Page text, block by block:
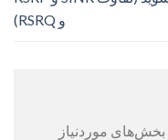
و RSRQ)
بخش‌های موردنیاز